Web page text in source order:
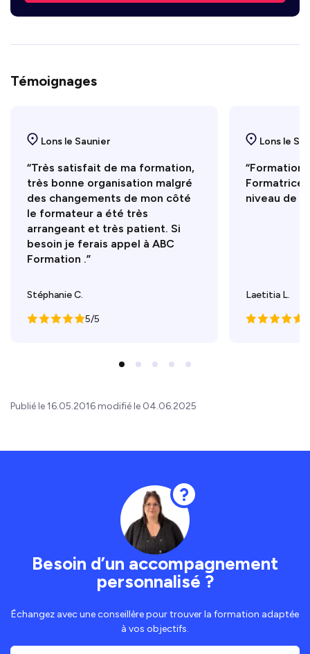
Témoignages
Lons le Saunier
“Très satisfait de ma formation,
très bonne organisation malgré
des changements de mon côté
le formateur a été très
arrangeant et très patient. Si
besoin je ferais appel à ABC
Formation .”
Stéphanie C.
5/5
Lons le
“Formation
Formatrice
niveau de
Laetitia L.
Publié le 16.05.2016 modifié le 04.06.2025
Besoin d’un accompagnement
personnalisé ?
Échangez avec une conseillère pour trouver la formation adaptée
à vos objectifs.